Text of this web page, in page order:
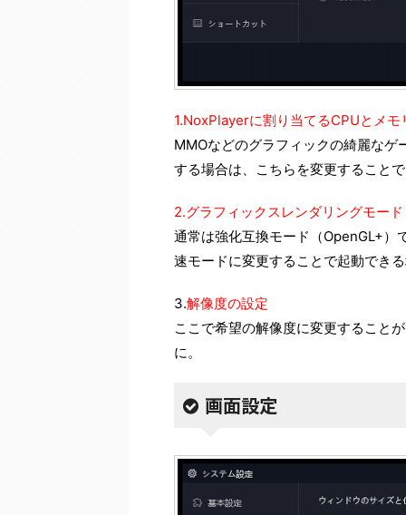
1.NoxPlayerに割り当てるCPUとメモ
MMOなどのグラフィックの綺麗な
する場合は、こちらを変更すること
2.グラフィックスレンダリングモード
通常は強化互換モード（OpenGL+）
速モードに変更することで起動でき
3.解像度の設定
ここで希望の解像度に変更すること
に。
画面設定